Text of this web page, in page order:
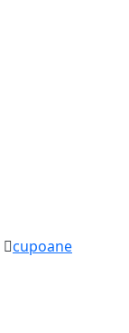
cupoane